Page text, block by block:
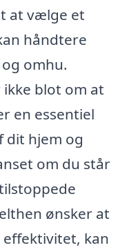
at vælge et
håndtere
omhu.
blot om at
en essentiel
dit hjem og
om du står
ønsker at
kan